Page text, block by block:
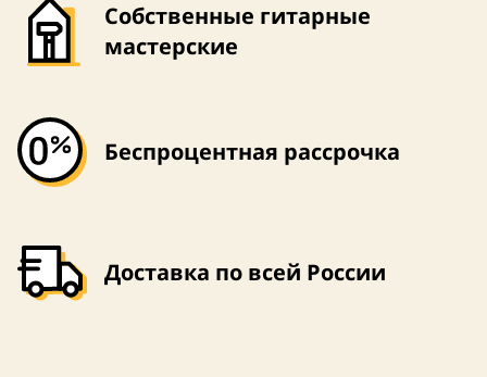
Собственные гитарные
мастерские
Беспроцентная рассрочка
Доставка по всей России